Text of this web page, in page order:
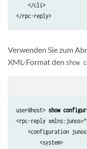
    </cli>
Verwenden Sie zum
XML-Format den show
user@host> show
<rpc-reply
<configuration
        <system>